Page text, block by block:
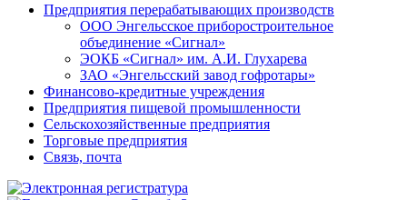
Предприятия перерабатывающих производств
ООО Энгельсское приборостроительное
объединение «Сигнал»
ЭОКБ «Сигнал» им. А.И. Глухарева
ЗАО «Энгельсский завод гофротары»
Финансово-кредитные учреждения
Предприятия пищевой промышленности
Сельскохозяйственные предприятия
Торговые предприятия
Связь, почта